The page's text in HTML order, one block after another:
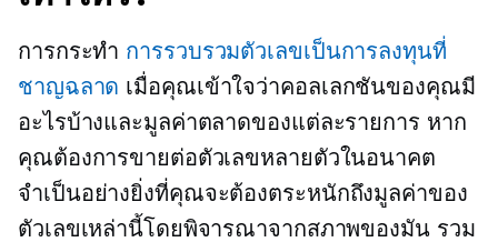
การกระทำ การรวบรวมตัวเลขเป็นการลงทุนที่
ชาญฉลาด เมื่อคุณเข้าใจว่าคอลเลกชันของคุณมี
อะไรบ้างและมูลค่าตลาดของแต่ละรายการ หาก
คุณต้องการขายต่อตัวเลขหลายตัวในอนาคต
จำเป็นอย่างยิ่งที่คุณจะต้องตระหนักถึงมูลค่าของ
ตัวเลขเหล่านี้โดยพิจารณาจากสภาพของมัน รวม